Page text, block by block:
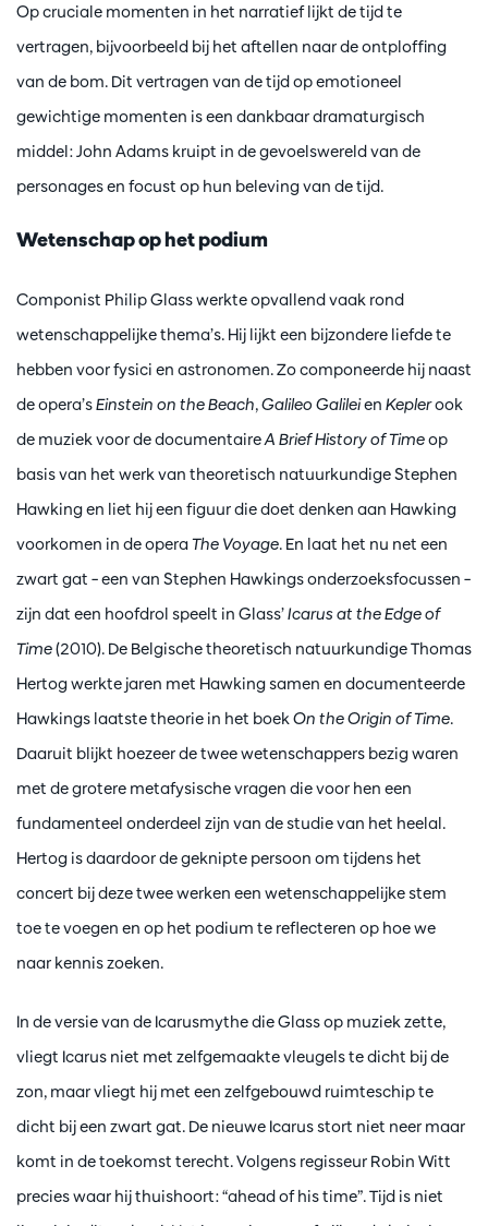
Op cruciale momenten in het narratief lijkt de tijd te
vertragen, bijvoorbeeld bij het aftellen naar de ontploffing
van de bom. Dit vertragen van de tijd op emotioneel
gewichtige momenten is een dankbaar dramaturgisch
middel: John Adams kruipt in de gevoelswereld van de
personages en focust op hun beleving van de tijd.
Wetenschap op het podium
Componist Philip Glass werkte opvallend vaak rond
wetenschappelijke thema’s. Hij lijkt een bijzondere liefde te
hebben voor fysici en astronomen. Zo componeerde hij naast
de opera’sEinstein on the Beach,Galileo Galileien Keplerook
de muziek voor de documentaireA Brief History of Timeop
basis van het werk van theoretisch natuurkundige Stephen
Hawking en liet hij een figuur die doet denken aan Hawking
voorkomen in de operaThe Voyage. En laat het nu net een
zwart gat – een van Stephen Hawkings onderzoeksfocussen –
zijn dat een hoofdrol speelt in Glass’Icarus at the Edge of
Time(2010). De Belgische theoretisch natuurkundige Thomas
Hertog werkte jaren met Hawking samen en documenteerde
Hawkings laatste theorie in het boekOn the Origin of Time.
Daaruit blijkt hoezeer de twee wetenschappers bezig waren
met de grotere metafysische vragen die voor hen een
fundamenteel onderdeel zijn van de studie van het heelal.
Hertog is daardoor de geknipte persoon om tijdens het
concert bij deze twee werken een wetenschappelijke stem
toe te voegen en op het podium te reflecteren op hoe we
naar kennis zoeken.
In de versie van de Icarusmythe die Glass op muziek zette,
vliegt Icarus niet met zelfgemaakte vleugels te dicht bij de
zon, maar vliegt hij met een zelfgebouwd ruimteschip te
dicht bij een zwart gat. De nieuwe Icarus stort niet neer maar
komt in de toekomst terecht. Volgens regisseur Robin Witt
precies waar hij thuishoort: “ahead of his time”. Tijd is niet